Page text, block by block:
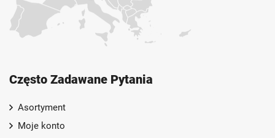
Często Zadawane Pytania
Asortyment
Moje konto